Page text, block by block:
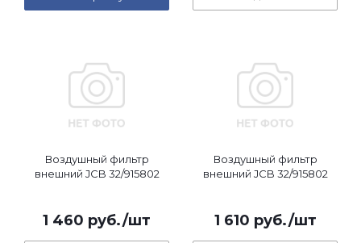
Воздушный фильтр
внешний JCB 32/915802
1 460 руб./шт
Воздушный фильтр
внешний JCB 32/915802
1 610 руб./шт